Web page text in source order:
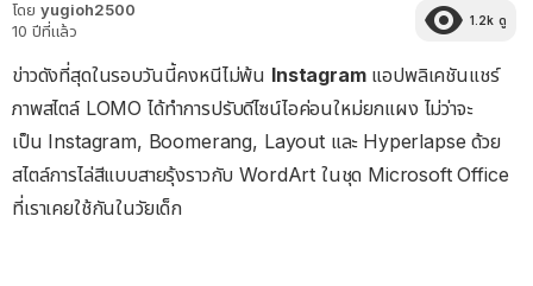
โดย yugioh2500
10 ปีที่แล้ว
1.2k ดู
ข่าวดังที่สุดในรอบวันนี้คงหนีไม่พ้น Instagramแอปพลิเคชันแชร์
ภาพสไตล์ LOMO ได้ทำการปรับดีไซน์ไอค่อนใหม่ยกแผง ไม่ว่าจะ
เป็น Instagram, Boomerang, Layout และ Hyperlapse ด้วย
สไตล์การไล่สีแบบสายรุ้งราวกับ WordArt ในชุด Microsoft Office
ที่เราเคยใช้กันในวัยเด็ก